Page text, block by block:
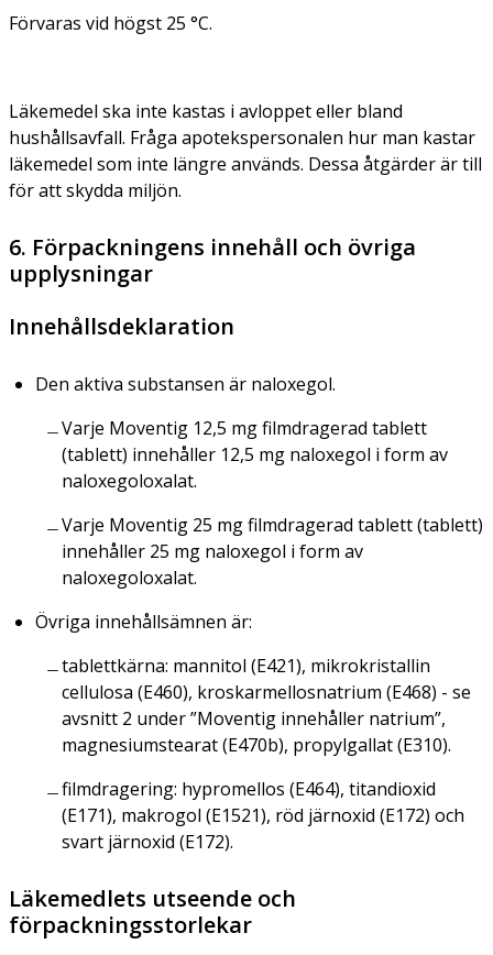
Förvaras vid högst 25 °C.
Läkemedel ska inte kastas i avloppet eller bland
hushållsavfall. Fråga apotekspersonalen hur man kastar
läkemedel som inte längre används. Dessa åtgärder är till
för att skydda miljön.
6. Förpackningens innehåll och övriga
upplysningar
Innehållsdeklaration
Den aktiva substansen är naloxegol.
Varje Moventig 12,5 mg filmdragerad tablett
(tablett) innehåller 12,5 mg naloxegol i form av
naloxegoloxalat.
Varje Moventig 25 mg filmdragerad tablett (tablett)
innehåller 25 mg naloxegol i form av
naloxegoloxalat.
Övriga innehållsämnen är:
tablettkärna: mannitol (E421), mikrokristallin
cellulosa (E460), kroskarmellosnatrium (E468) - se
avsnitt 2 under ”Moventig innehåller natrium”,
magnesiumstearat (E470b), propylgallat (E310).
filmdragering: hypromellos (E464), titandioxid
(E171), makrogol (E1521), röd järnoxid (E172) och
svart järnoxid (E172).
Läkemedlets utseende och
förpackningsstorlekar